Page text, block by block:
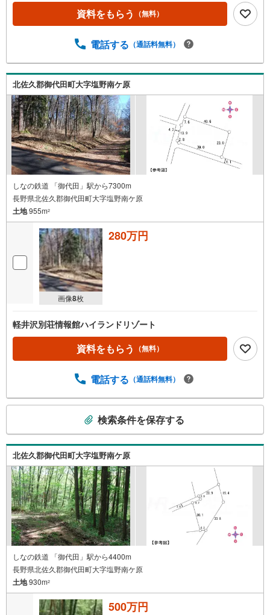
資料をもらう （無料）
電話する （通話料無料）
北佐久郡御代田町大字塩野南ケ原
しなの鉄道 「御代田」駅から7300m
長野県北佐久郡御代田町大字塩野南ケ原
土地955m2
画像8枚
280万円
軽井沢別荘情報館ハイランドリゾート
資料をもらう （無料）
電話する （通話料無料）
検
索
条
件
で
通
知
を
受
け
取
る
・
検索条件を保存する
北佐久郡御代田町大字塩野南ケ原
しなの鉄道 「御代田」駅から4400m
長野県北佐久郡御代田町大字塩野南ケ原
土地930m2
500万円